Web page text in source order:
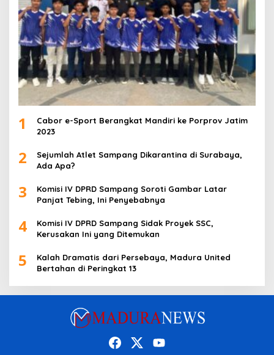
1
Cabor e-Sport Berangkat Mandiri ke Porprov Jatim
2023
2
Sejumlah Atlet Sampang Dikarantina di Surabaya,
Ada Apa?
3
Komisi IV DPRD Sampang Soroti Gambar Latar
Panjat Tebing, Ini Penyebabnya
4
Komisi IV DPRD Sampang Sidak Proyek SSC,
Kerusakan Ini yang Ditemukan
5
Kalah Dramatis dari Persebaya, Madura United
Bertahan di Peringkat 13